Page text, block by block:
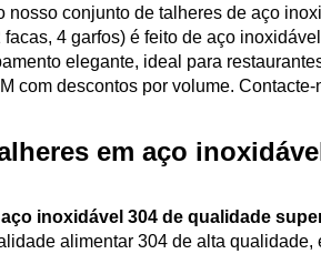
nosso conjunto de talheres de aço
4 garfos) é feito de aço
elegante, ideal para
com descontos por volume.
em aço
inoxidável 304 de qualidade
alimentar 304 de alta qualidade,